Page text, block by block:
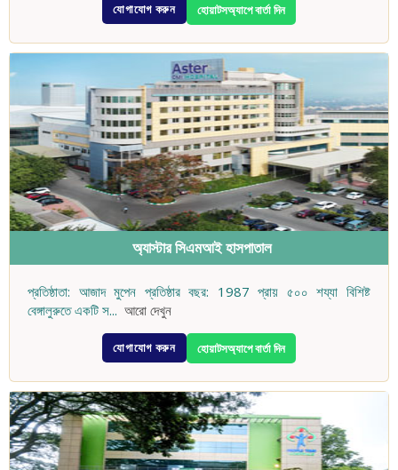
যোগাযোগ করুন হোয়াটসঅ্যাপে বার্তা দিন
অ্যাস্টার সিএমআই হাসপাতাল
প্রতিষ্ঠাতা: আজাদ মুপেন প্রতিষ্ঠার বছর: 1987 প্রায় ৫০০ শয্যা বিশিষ্ট
বেঙ্গালুরুতে একটি স... আরো দেখুন
যোগাযোগ করুন হোয়াটসঅ্যাপে বার্তা দিন